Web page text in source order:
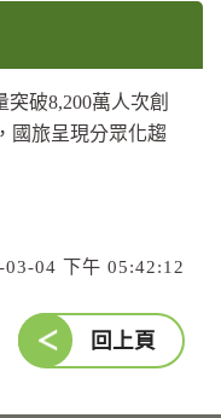
破8,200萬人次創
國旅呈現分眾化趨
03-04 下午 05:42:12
回上頁